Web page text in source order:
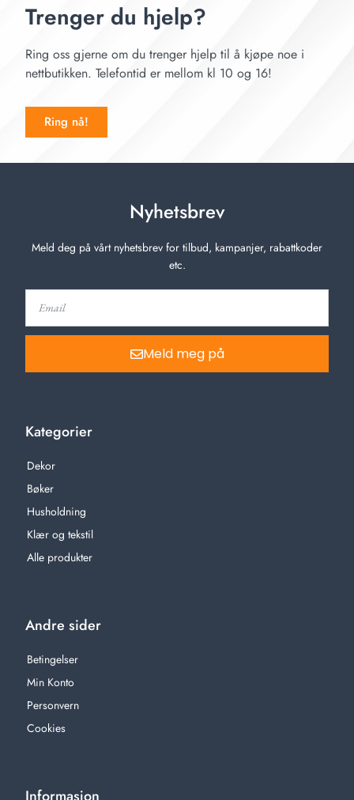
Trenger du hjelp?
Ring oss gjerne om du trenger hjelp til å kjøpe noe i
nettbutikken. Telefontid er mellom kl 10 og 16!
Ring nå!
Nyhetsbrev
Meld deg på vårt nyhetsbrev for tilbud, kampanjer, rabattkoder
etc.
Meld meg på
Kategorier
Dekor
Bøker
Husholdning
Klær og tekstil
Alle produkter
Andre sider
Betingelser
Min Konto
Personvern
Cookies